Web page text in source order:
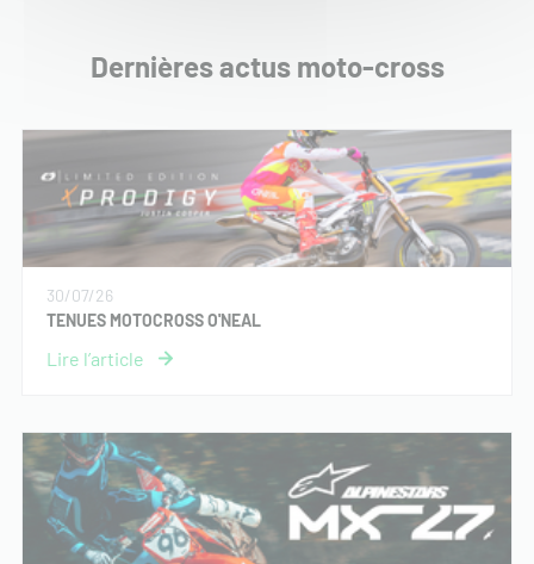
Dernières actus moto-cross
30/07/26
TENUES MOTOCROSS O'NEAL